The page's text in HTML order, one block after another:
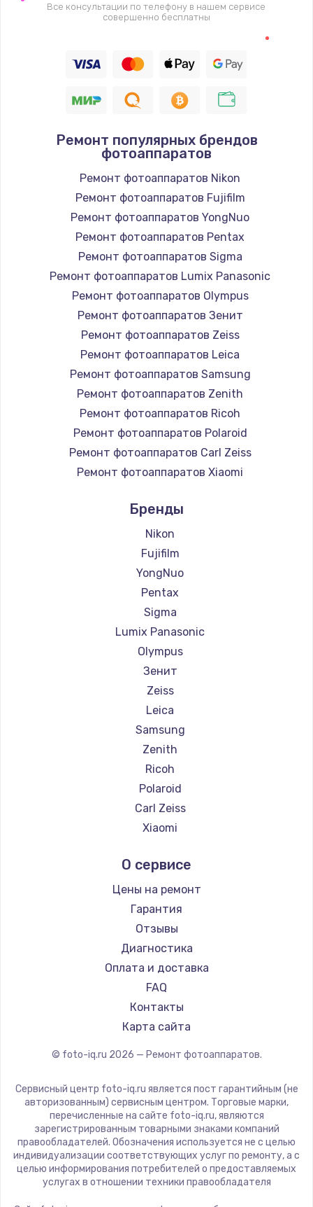
Все консультации по телефону в нашем сервисе
совершенно бесплатны
Ремонт популярных брендов
фотоаппаратов
Ремонт фотоаппаратов Nikon
Ремонт фотоаппаратов Fujifilm
Ремонт фотоаппаратов YongNuo
Ремонт фотоаппаратов Pentax
Ремонт фотоаппаратов Sigma
Ремонт фотоаппаратов Lumix Panasonic
Ремонт фотоаппаратов Olympus
Ремонт фотоаппаратов Зенит
Ремонт фотоаппаратов Zeiss
Ремонт фотоаппаратов Leica
Ремонт фотоаппаратов Samsung
Ремонт фотоаппаратов Zenith
Ремонт фотоаппаратов Ricoh
Ремонт фотоаппаратов Polaroid
Ремонт фотоаппаратов Carl Zeiss
Ремонт фотоаппаратов Xiaomi
Ремонт фотоаппаратов Kodak
Ремонт фотоаппаратов Blackmagic
Бренды
Nikon
Fujifilm
YongNuo
Pentax
Sigma
Lumix Panasonic
Olympus
Зенит
Zeiss
Leica
Samsung
Zenith
Ricoh
Polaroid
Carl Zeiss
Xiaomi
Kodak
Blackmagic
О сервисе
Цены на ремонт
Гарантия
Отзывы
Диагностика
Оплата и доставка
FAQ
Контакты
Карта сайта
© foto-iq.ru 2026 — Ремонт фотоаппаратов.
Сервисный центр foto-iq.ru является пост гарантийным (не
авторизованным) сервисным центром. Торговые марки,
перечисленные на сайте foto-iq.ru, являются
зарегистрированным товарными знаками компаний
правообладателей. Обозначения используется не с целью
индивидуализации соответствующих услуг по ремонту, а с
целью информирования потребителей о предоставляемых
услугах в отношении техники правообладателя